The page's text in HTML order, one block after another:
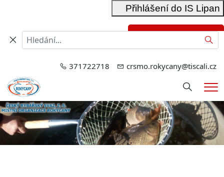
Přihlášení do IS Lipan
Přihlášení do RIS
371722718 crsmo.rokycany@tiscali.cz
Hledání